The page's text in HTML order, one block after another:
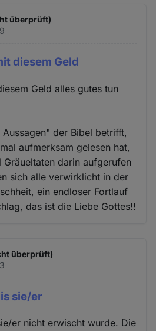
überprüft)
diesem Geld
Geld alles gutes tun
der Bibel betrifft,
aufmerksam gelesen hat,
darin aufgerufen
sich alle verwirklicht in der
ein endloser Fortlauf
das ist die Liebe Gottes!!
überprüft)
sie/er
er nicht erwischt wurde. Die